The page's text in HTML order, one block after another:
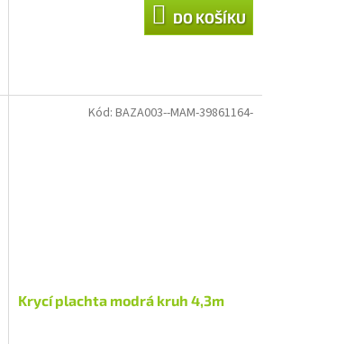
DO KOŠÍKU
Krycí plachta modrá kruh 4,3m
Kód: BAZA003--MAM-39861164-